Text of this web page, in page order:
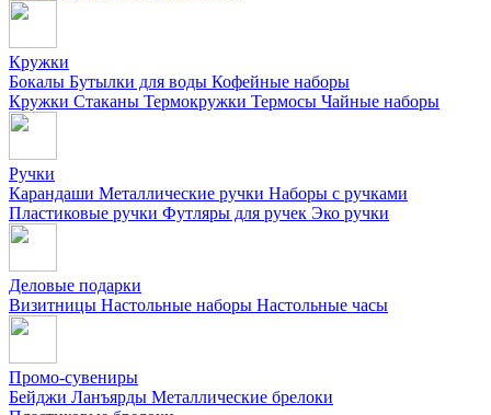
Кружки
Бокалы Бутылки для воды Кофейные наборы
Кружки Стаканы Термокружки Термосы Чайные наборы
Ручки
Карандаши Металлические ручки Наборы с ручками
Пластиковые ручки Футляры для ручек Эко ручки
Деловые подарки
Визитницы Настольные наборы Настольные часы
Промо-сувениры
Бейджи Ланъярды Металлические брелоки